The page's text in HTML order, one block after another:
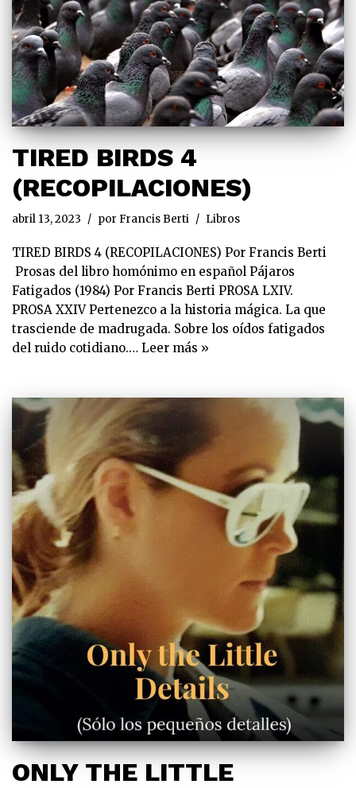
TIRED BIRDS 4
(RECOPILACIONES)
abril 13, 2023 por Francis Berti Libros
TIRED BIRDS 4 (RECOPILACIONES) Por Francis Berti
Prosas del libro homónimo en español Pájaros
Fatigados (1984) Por Francis Berti PROSA LXIV.
PROSA XXIV Pertenezco a la historia mágica. La que
trasciende de madrugada. Sobre los oídos fatigados
del ruido cotidiano.… Leer más »
ONLY THE LITTLE